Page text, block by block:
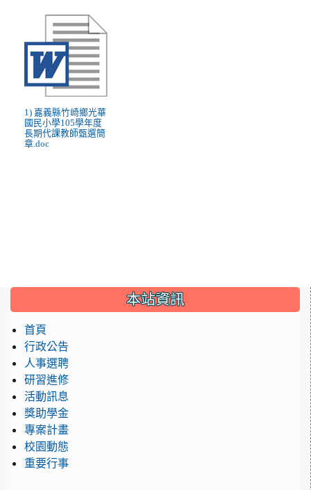
1) 嘉義縣竹崎鄉光華
國民小學105學年度
長期代課教師甄選簡
章.doc
::: 本站資訊
首頁
行政公告
人事選聘
研習進修
活動訊息
獎助學金
專案計畫
校園動態
重要行事